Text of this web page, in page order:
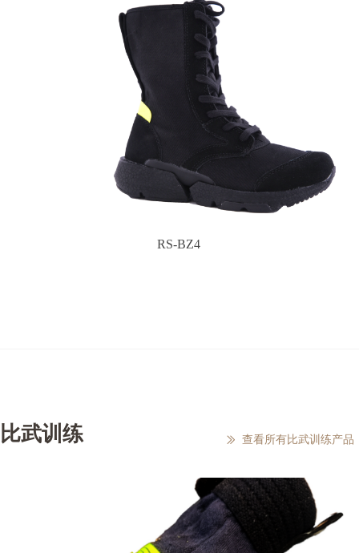
RS-BZ4
比武训练 ꅀ 查看所有比武训练产品